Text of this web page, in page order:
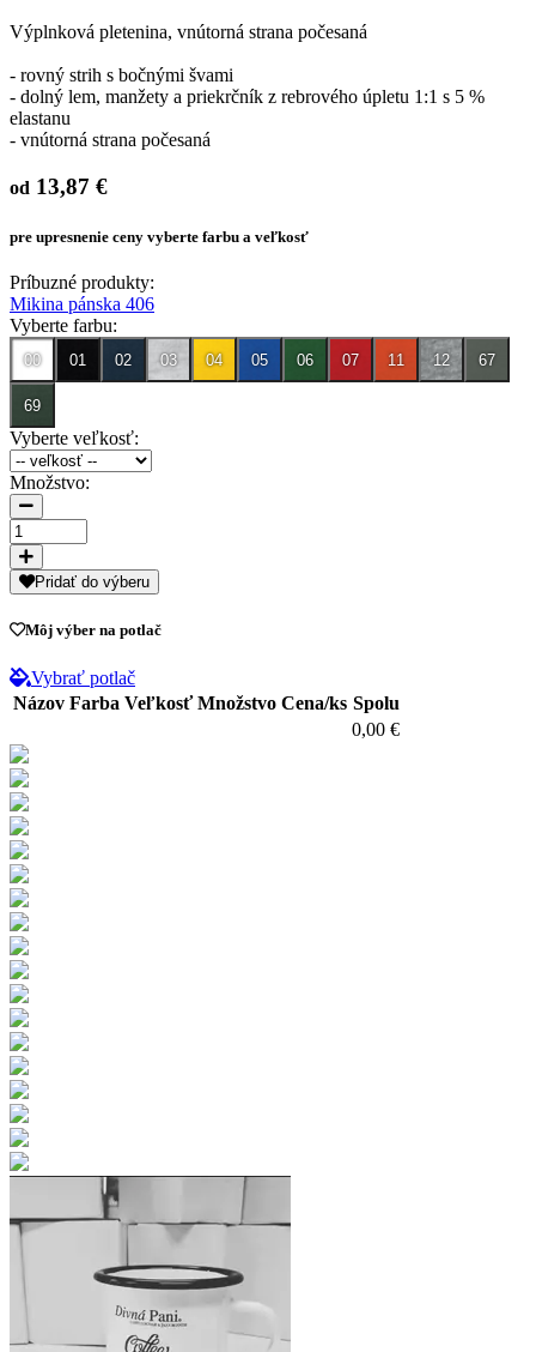
Výplnková pletenina, vnútorná strana počesaná
- rovný strih s bočnými švami
- dolný lem, manžety a priekrčník z rebrového úpletu 1:1 s 5 %
elastanu
- vnútorná strana počesaná
od 13,87 €
pre upresnenie ceny vyberte farbu a veľkosť
Príbuzné produkty:
Mikina pánska 406
Vyberte farbu:
00 01 02 03 04 05 06 07 11 12 67
69
Vyberte veľkosť:
Množstvo:
Pridať do výberu
Môj výber na potlač
Vybrať potlač
Názov Farba Veľkosť Množstvo Cena/ks Spolu
0,00 €